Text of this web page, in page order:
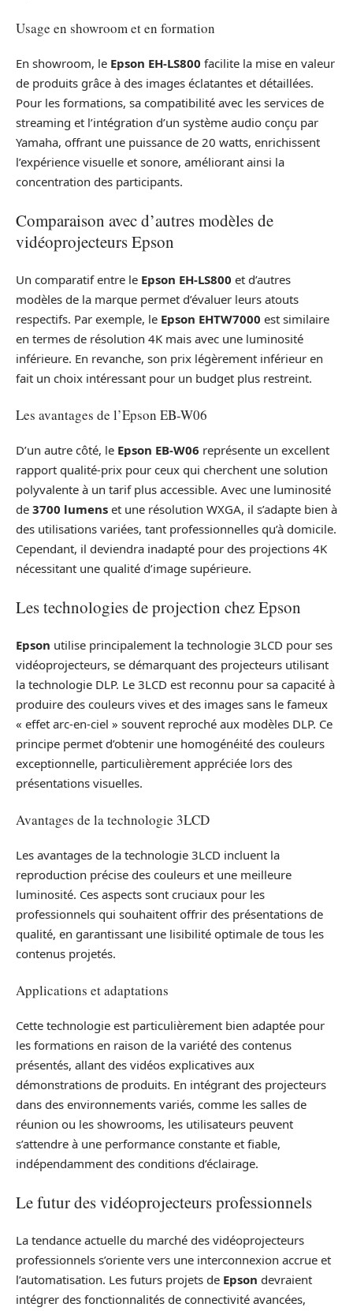
Usage en showroom et en formation
En showroom, le Epson EH-LS800 facilite la mise en valeur
de produits grâce à des images éclatantes et détaillées.
Pour les formations, sa compatibilité avec les services de
streaming et l’intégration d’un système audio conçu par
Yamaha, offrant une puissance de 20 watts, enrichissent
l’expérience visuelle et sonore, améliorant ainsi la
concentration des participants.
Comparaison avec d’autres modèles de
vidéoprojecteurs Epson
Un comparatif entre le Epson EH-LS800 et d’autres
modèles de la marque permet d’évaluer leurs atouts
respectifs. Par exemple, le Epson EHTW7000 est similaire
en termes de résolution 4K mais avec une luminosité
inférieure. En revanche, son prix légèrement inférieur en
fait un choix intéressant pour un budget plus restreint.
Les avantages de l’Epson EB-W06
D’un autre côté, le Epson EB-W06 représente un excellent
rapport qualité-prix pour ceux qui cherchent une solution
polyvalente à un tarif plus accessible. Avec une luminosité
de 3700 lumens et une résolution WXGA, il s’adapte bien à
des utilisations variées, tant professionnelles qu’à domicile.
Cependant, il deviendra inadapté pour des projections 4K
nécessitant une qualité d’image supérieure.
Les technologies de projection chez Epson
Epson utilise principalement la technologie 3LCD pour ses
vidéoprojecteurs, se démarquant des projecteurs utilisant
la technologie DLP. Le 3LCD est reconnu pour sa capacité à
produire des couleurs vives et des images sans le fameux
« effet arc-en-ciel » souvent reproché aux modèles DLP. Ce
principe permet d’obtenir une homogénéité des couleurs
exceptionnelle, particulièrement appréciée lors des
présentations visuelles.
Avantages de la technologie 3LCD
Les avantages de la technologie 3LCD incluent la
reproduction précise des couleurs et une meilleure
luminosité. Ces aspects sont cruciaux pour les
professionnels qui souhaitent offrir des présentations de
qualité, en garantissant une lisibilité optimale de tous les
contenus projetés.
Applications et adaptations
Cette technologie est particulièrement bien adaptée pour
les formations en raison de la variété des contenus
présentés, allant des vidéos explicatives aux
démonstrations de produits. En intégrant des projecteurs
dans des environnements variés, comme les salles de
réunion ou les showrooms, les utilisateurs peuvent
s’attendre à une performance constante et fiable,
indépendamment des conditions d’éclairage.
Le futur des vidéoprojecteurs professionnels
La tendance actuelle du marché des vidéoprojecteurs
professionnels s’oriente vers une interconnexion accrue et
l’automatisation. Les futurs projets de Epson devraient
intégrer des fonctionnalités de connectivité avancées,